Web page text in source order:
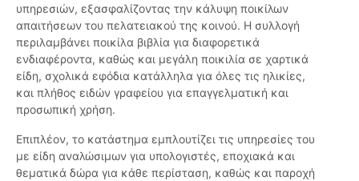
υπηρεσιών, εξασφαλίζοντας την κάλυψη ποικίλων
απαιτήσεων του πελατειακού της κοινού. Η συλλογή
περιλαμβάνει ποικίλα βιβλία για διαφορετικά
ενδιαφέροντα, καθώς και μεγάλη ποικιλία σε χαρτικά
είδη, σχολικά εφόδια κατάλληλα για όλες τις ηλικίες,
και πλήθος ειδών γραφείου για επαγγελματική και
προσωπική χρήση.
Επιπλέον, το κατάστημα εμπλουτίζει τις υπηρεσίες του
με είδη αναλώσιμων για υπολογιστές, εποχιακά και
θεματικά δώρα για κάθε περίσταση, καθώς και παροχή